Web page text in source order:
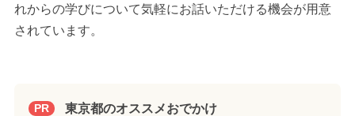
れからの学びについて気軽にお話いただける機会が用意
されています。
PR 東京都のオススメおでかけ